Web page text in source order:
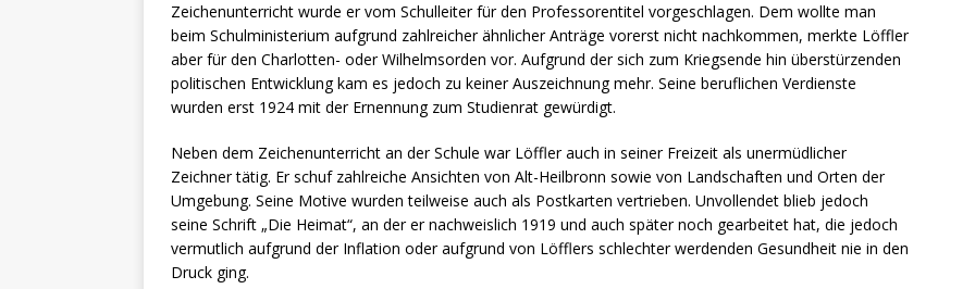
Zeichenunterricht wurde er vom Schulleiter für den Professorentitel vorgeschlagen. Dem wollte man
beim Schulministerium aufgrund zahlreicher ähnlicher Anträge vorerst nicht nachkommen, merkte Löffler
aber für den Charlotten- oder Wilhelmsorden vor. Aufgrund der sich zum Kriegsende hin überstürzenden
politischen Entwicklung kam es jedoch zu keiner Auszeichnung mehr. Seine beruflichen Verdienste
wurden erst 1924 mit der Ernennung zum Studienrat gewürdigt.
Neben dem Zeichenunterricht an der Schule war Löffler auch in seiner Freizeit als unermüdlicher
Zeichner tätig. Er schuf zahlreiche Ansichten von Alt-Heilbronn sowie von Landschaften und Orten der
Umgebung. Seine Motive wurden teilweise auch als Postkarten vertrieben. Unvollendet blieb jedoch
seine Schrift „Die Heimat“, an der er nachweislich 1919 und auch später noch gearbeitet hat, die jedoch
vermutlich aufgrund der Inflation oder aufgrund von Löfflers schlechter werdenden Gesundheit nie in den
Druck ging.